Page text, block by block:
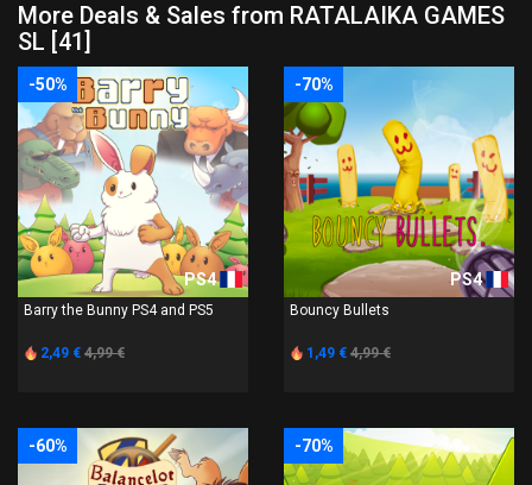
More Deals & Sales from RATALAIKA GAMES
SL [41]
-50%
PS4
Barry the Bunny PS4 and PS5
2,49 € 4,99 €
-70%
PS4
Bouncy Bullets
1,49 € 4,99 €
-60% -70%